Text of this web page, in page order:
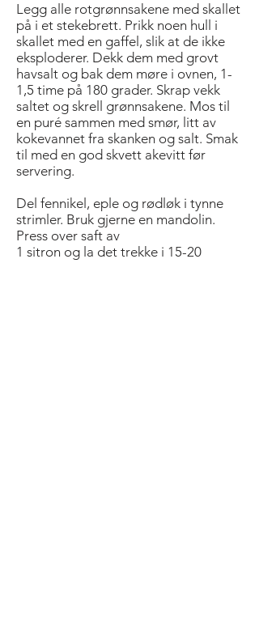
Legg alle rotgrønnsakene med skallet
på i et stekebrett. Prikk noen hull i
skallet med en gaffel, slik at de ikke
eksploderer. Dekk dem med grovt
havsalt og bak dem møre i ovnen, 1-
1,5 time på 180 grader. Skrap vekk
saltet og skrell grønnsakene. Mos til
en puré sammen med smør, litt av
kokevannet fra skanken og salt. Smak
til med en god skvett akevitt før
servering.
Del fennikel, eple og rødløk i tynne
strimler. Bruk gjerne en mandolin.
Press over saft av
1 sitron og la det trekke i 15-20